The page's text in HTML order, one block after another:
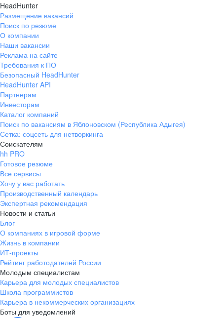
HeadHunter
Размещение вакансий
Поиск по резюме
О компании
Наши вакансии
Реклама на сайте
Требования к ПО
Безопасный HeadHunter
HeadHunter API
Партнерам
Инвесторам
Каталог компаний
Поиск по вакансиям в Яблоновском (Республика Адыгея)
Сетка: соцсеть для нетворкинга
Соискателям
hh PRO
Готовое резюме
Все сервисы
Хочу у вас работать
Производственный календарь
Экспертная рекомендация
Новости и статьи
Блог
О компаниях в игровой форме
Жизнь в компании
ИТ-проекты
Рейтинг работодателей России
Молодым специалистам
Карьера для молодых специалистов
Школа программистов
Карьера в некоммерческих организациях
Боты для уведомлений